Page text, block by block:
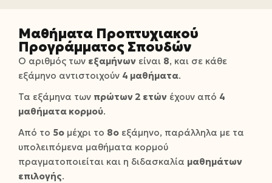
Μαθήματα Προπτυχιακού
Προγράμματος Σπουδών
Ο αριθμός των εξαμήνων είναι 8, και σε κάθε
εξάμηνο αντιστοιχούν 4 μαθήματα.
Τα εξάμηνα των πρώτων 2 ετών έχουν από 4
μαθήματα κορμού.
Από το 5ο μέχρι το 8ο εξάμηνο, παράλληλα με τα
υπολειπόμενα μαθήματα κορμού
πραγματοποιείται και η διδασκαλία μαθημάτων
επιλογής.